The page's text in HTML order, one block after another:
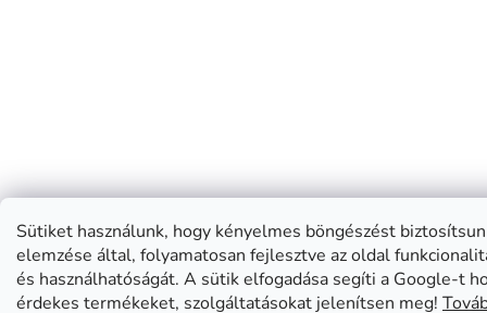
Sütiket használunk, hogy kényelmes böngészést
elemzése által, folyamatosan fejlesztve az oldal
és használhatóságát. A sütik elfogadása segíti a Google-t
érdekes termékeket, szolgáltatásokat jelenítsen meg!